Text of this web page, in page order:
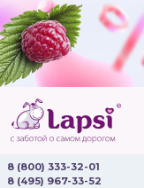
8 (800) 333-32-01
8 (495) 967-33-52